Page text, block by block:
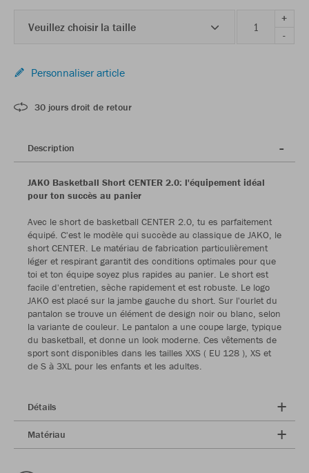
Veuillez choisir la taille
+
-
Personnaliser article
30 jours droit de retour
Description
JAKO Basketball Short CENTER 2.0: l'équipement idéal
pour ton succès au panier
Avec le short de basketball CENTER 2.0, tu es parfaitement
équipé. C'est le modèle qui succède au classique de JAKO, le
short CENTER. Le matériau de fabrication particulièrement
léger et respirant garantit des conditions optimales pour que
toi et ton équipe soyez plus rapides au panier. Le short est
facile d'entretien, sèche rapidement et est robuste. Le logo
JAKO est placé sur la jambe gauche du short. Sur l'ourlet du
pantalon se trouve un élément de design noir ou blanc, selon
la variante de couleur. Le pantalon a une coupe large, typique
du basketball, et donne un look moderne. Ces vêtements de
sport sont disponibles dans les tailles XXS ( EU 128 ), XS et
de S à 3XL pour les enfants et les adultes.
Détails
Matériau